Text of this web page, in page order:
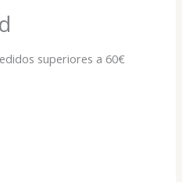
superiores a 60€